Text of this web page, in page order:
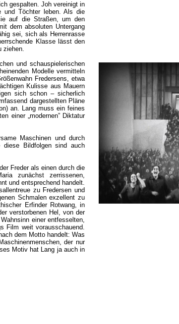
gespalten. Joh vereinigt in
und Töchter leben. Als die
auf die Straßen, um den
dem absoluten Untergang
sei, sich als Herrenrasse
Klasse lässt den
ziehen.
und schauspielerischen
Modelle vermitteln
Fredersens, etwa
Kulisse aus Mauern
sich schon – sicherlich
dargestellten Pläne
an. Lang muss ein feines
einer „modernen” Diktatur
Maschinen und durch
diese Bildfolgen sind auch
Freder als einen durch die
zunächst zerrissenen,
und entsprechend handelt.
zu Fredersen und
Schmalen exzellent zu
Erfinder Rotwang, in
verstorbenen Hel, von der
einer entfesselten,
Film weit vorausschauend.
dem Motto handelt: Was
der nur
Motiv hat Lang ja auch in